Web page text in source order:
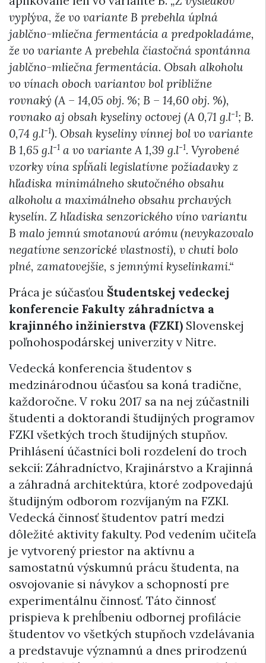
vyplýva, že vo variante B prebehla úplná
jablčno-mliečna fermentácia a predpokladáme,
že vo variante A prebehla čiastočná spontánna
jablčno-mliečna fermentácia. Obsah alkoholu
vo vínach oboch variantov bol približne
rovnaký (A – 14,05 obj. %; B – 14,60 obj. %),
rovnako aj obsah kyseliny octovej (A 0,71 g.l-1; B.
0,74 g.l-1). Obsah kyseliny vínnej bol vo variante
B 1,65 g.l-1 a vo variante A 1,39 g.l-1. Vyrobené
vzorky vína spĺňali legislatívne požiadavky z
hľadiska minimálneho skutočného obsahu
alkoholu a maximálneho obsahu prchavých
kyselín. Z hľadiska senzorického víno variantu
B malo jemnú smotanovú arómu (nevykazovalo
negatívne senzorické vlastnosti), v chuti bolo
plné, zamatovejšie, s jemnými kyselinkami.“
Práca je súčasťou Študentskej vedeckej
konferencie Fakulty záhradníctva a
krajinného inžinierstva (FZKI) Slovenskej
poľnohospodárskej univerzity v Nitre.
Vedecká konferencia študentov s
medzinárodnou účasťou sa koná tradične,
každoročne. V roku 2017 sa na nej zúčastnili
študenti a doktorandi študijných programov
FZKI všetkých troch študijných stupňov.
Prihlásení účastníci boli rozdelení do troch
sekcií: Záhradníctvo, Krajinárstvo a Krajinná
a záhradná architektúra, ktoré zodpovedajú
študijným odborom rozvíjaným na FZKI.
Vedecká činnosť študentov patrí medzi
dôležité aktivity fakulty. Pod vedením učiteľa
je vytvorený priestor na aktívnu a
samostatnú výskumnú prácu študenta, na
osvojovanie si návykov a schopností pre
experimentálnu činnosť. Táto činnosť
prispieva k prehĺbeniu odbornej profilácie
študentov vo všetkých stupňoch vzdelávania
a predstavuje významnú a dnes prirodzenú